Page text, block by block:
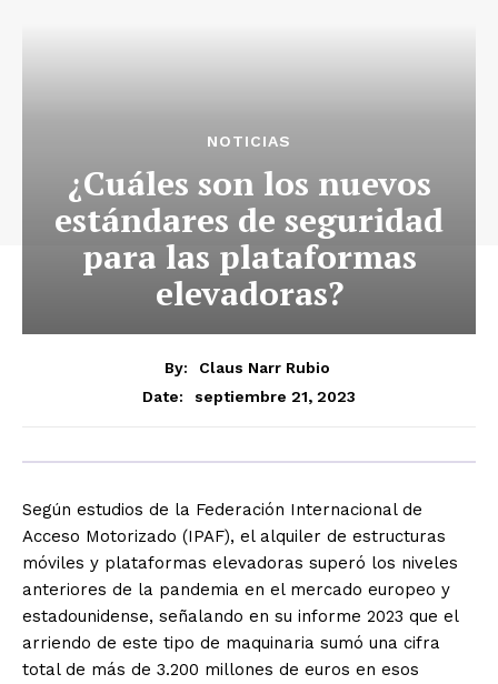
NOTICIAS
¿Cuáles son los nuevos
estándares de seguridad
para las plataformas
elevadoras?
By:
Claus Narr Rubio
Date:
septiembre 21, 2023
Según estudios de la Federación Internacional de
Acceso Motorizado (IPAF), el alquiler de estructuras
móviles y plataformas elevadoras superó los niveles
anteriores de la pandemia en el mercado europeo y
estadounidense, señalando en su informe 2023 que el
arriendo de este tipo de maquinaria sumó una cifra
total de más de 3.200 millones de euros en esos